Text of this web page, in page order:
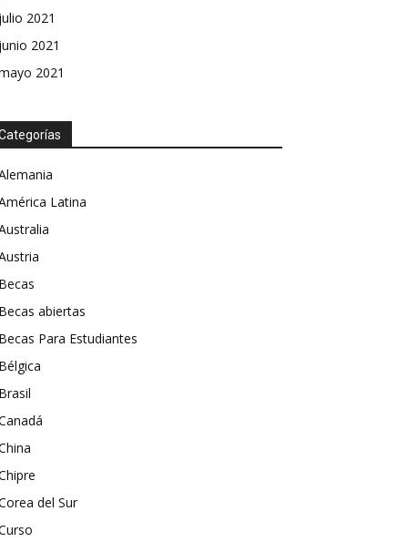
julio 2021
junio 2021
2021
Latina
Becas
Becas abiertas
Becas Para Estudiantes
Bélgica
Brasil
del Sur